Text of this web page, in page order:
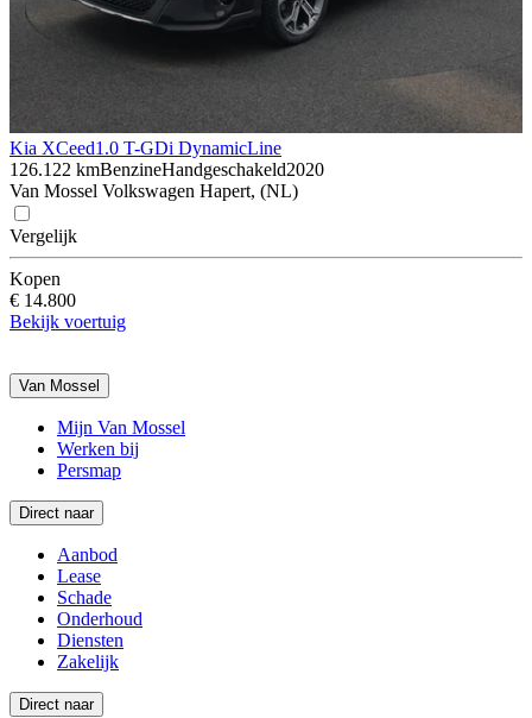
Kia XCeed1.0 T-GDi DynamicLine
126.122 kmBenzineHandgeschakeld2020
Van Mossel Volkswagen Hapert, (NL)
Vergelijk
Kopen
€ 14.800
Bekijk voertuig
Van Mossel
Mijn Van Mossel
Werken bij
Persmap
Direct naar
Aanbod
Lease
Schade
Onderhoud
Diensten
Zakelijk
Direct naar